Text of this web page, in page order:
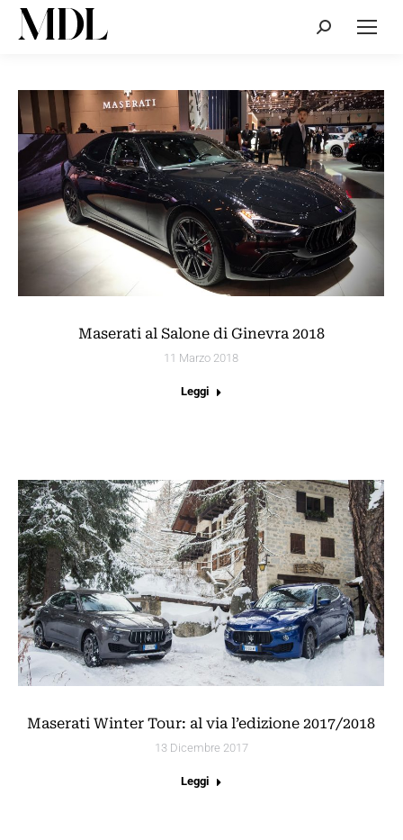
Cerca:
Maserati al Salone di Ginevra 2018
11 Marzo 2018
Leggi
Maserati Winter Tour: al via l’edizione 2017/2018
13 Dicembre 2017
Leggi